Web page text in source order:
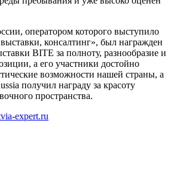
оператором которого выступило
консалтинг», был награжден
BITE за полноту, разнообразие и
а его участники достойно
возможности нашей страны, а
получил награду за красоту
пространства.
expert.ru